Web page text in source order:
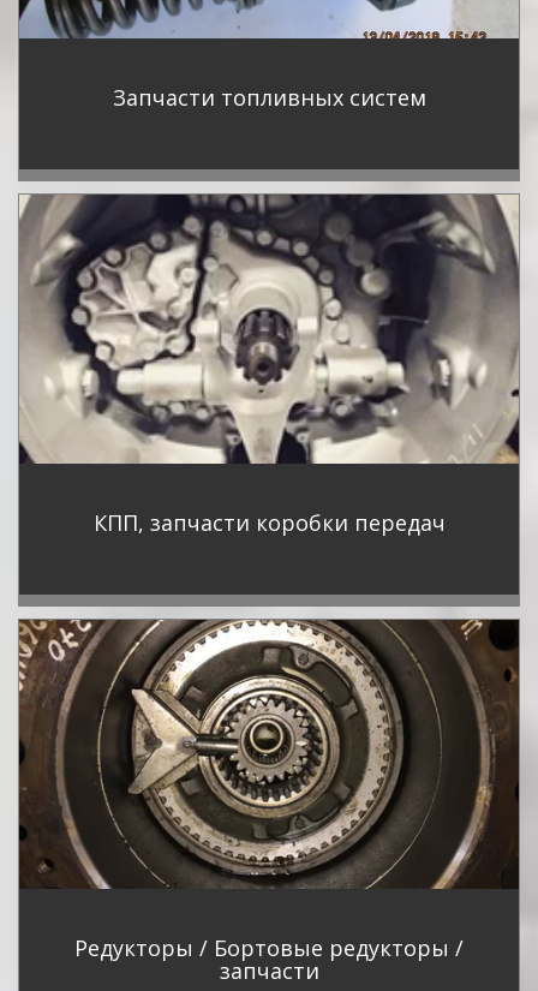
Запчасти топливных систем
КПП, запчасти коробки передач
Редукторы / Бортовые редукторы /
запчасти